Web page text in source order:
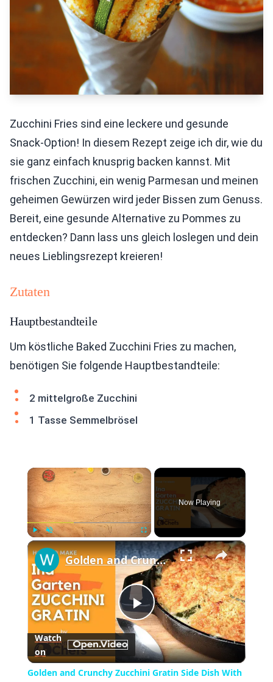
Zucchini Fries sind eine leckere und gesunde
Snack-Option! In diesem Rezept zeige ich dir, wie du
sie ganz einfach knusprig backen kannst. Mit
frischen Zucchini, ein wenig Parmesan und meinen
geheimen Gewürzen wird jeder Bissen zum Genuss.
Bereit, eine gesunde Alternative zu Pommes zu
entdecken? Dann lass uns gleich loslegen und dein
neues Lieblingsrezept kreieren!
Zutaten
Hauptbestandteile
Um köstliche Baked Zucchini Fries zu machen,
benötigen Sie folgende Hauptbestandteile:
2 mittelgroße Zucchini
1 Tasse Semmelbrösel
×
Play Unmute Fullscreen
Now Playing
×
Play
Video
Golden and Crunchy Zucchini Gratin Side Dish With This Ina Garten ZUCCHINI GRATIN by WomenChefs
Watch
on
Golden and Crunchy Zucchini Gratin Side Dish With